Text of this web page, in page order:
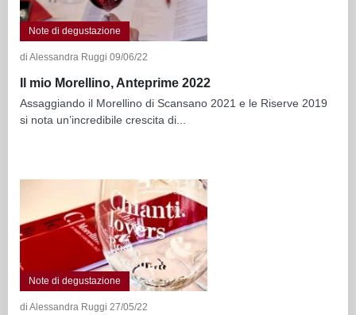
Note di degustazione
di Alessandra Ruggi 09/06/22
Il mio Morellino, Anteprime 2022
Assaggiando il Morellino di Scansano 2021 e le Riserve 2019
si nota un’incredibile crescita di...
Note di degustazione
di Alessandra Ruggi 27/05/22